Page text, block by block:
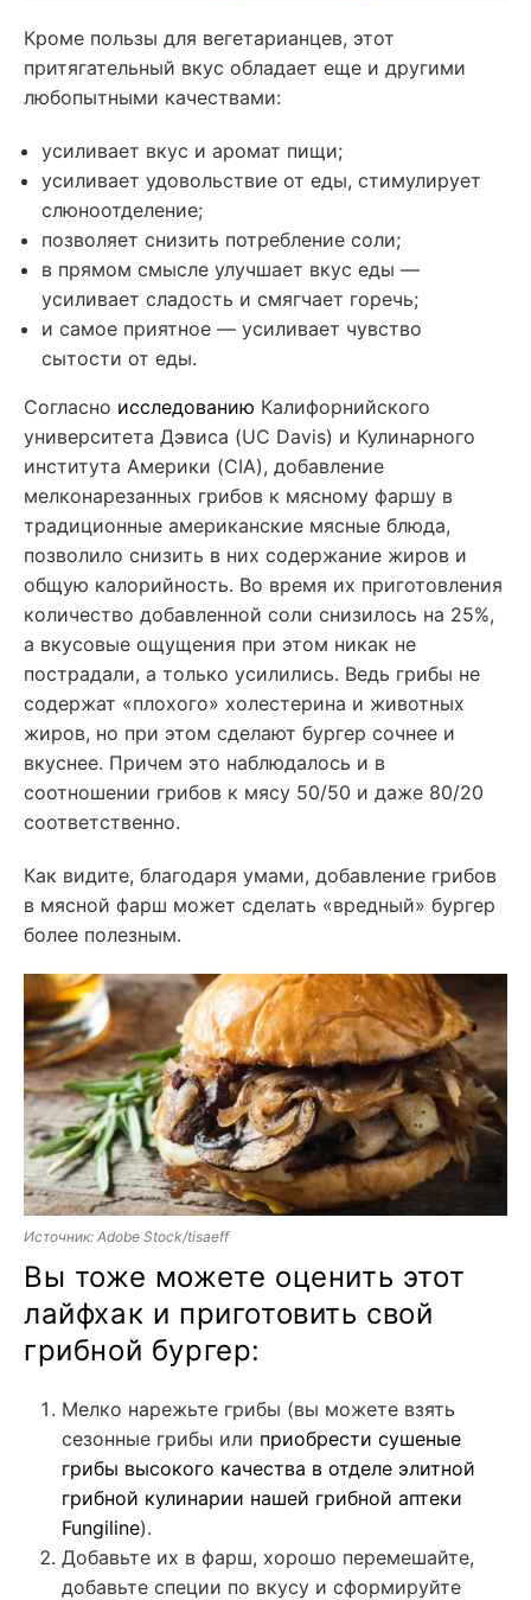
Кроме пользы для вегетарианцев, этот
притягательный вкус обладает еще и другими
любопытными качествами:
усиливает вкус и аромат пищи;
усиливает удовольствие от еды, стимулирует
слюноотделение;
позволяет снизить потребление соли;
в прямом смысле улучшает вкус еды —
усиливает сладость и смягчает горечь;
и самое приятное — усиливает чувство
сытости от еды.
Согласно исследованию Калифорнийского
университета Дэвиса (UC Davis) и Кулинарного
института Америки (CIA), добавление
мелконарезанных грибов к мясному фаршу в
традиционные американские мясные блюда,
позволило снизить в них содержание жиров и
общую калорийность. Во время их приготовления
количество добавленной соли снизилось на 25%,
а вкусовые ощущения при этом никак не
пострадали, а только усилились. Ведь грибы не
содержат «плохого» холестерина и животных
жиров, но при этом сделают бургер сочнее и
вкуснее. Причем это наблюдалось и в
соотношении грибов к мясу 50/50 и даже 80/20
соответственно.
Как видите, благодаря умами, добавление грибов
в мясной фарш может сделать «вредный» бургер
более полезным.
Источник: Adobe Stock/tisaeff
Вы тоже можете оценить этот
лайфхак и приготовить свой
грибной бургер:
Мелко нарежьте грибы (вы можете взять
сезонные грибы или приобрести сушеные
грибы высокого качества в отделе элитной
грибной кулинарии нашей грибной аптеки
Fungiline).
Добавьте их в фарш, хорошо перемешайте,
добавьте специи по вкусу и сформируйте